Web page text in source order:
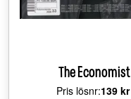
The Economist
Pris lösnr:Price:
139 kr